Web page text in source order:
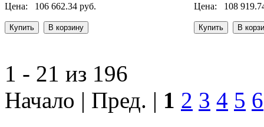
Цена: 106 662.34 руб. Цена: 108
1 - 21 из 196
Начало | Пред. | 1 2 3 4 5 6